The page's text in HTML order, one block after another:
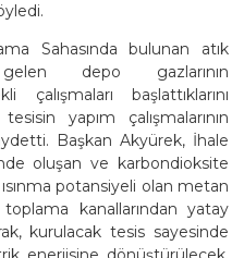
Sahasında bulunan atık
depo gazlarının
başlattıklarını
yapım çalışmalarının
Başkan Akyürek, İhale
oluşan ve karbondioksite
potansiyeli olan metan
kanallarından yatay
kurulacak tesis sayesinde